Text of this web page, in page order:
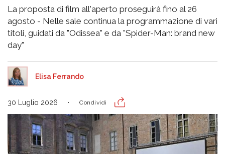
La proposta di film all'aperto proseguirà fino al 26
agosto - Nelle sale continua la programmazione di vari
titoli, guidati da "Odissea" e da "Spider-Man: brand new
day"
Elisa Ferrando
30 Luglio 2026 Condividi